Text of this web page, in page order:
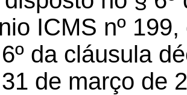
ICMS nº
da cláusula
de março de